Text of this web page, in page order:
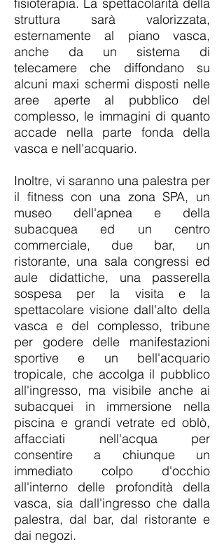
struttura sarà valorizzata,
esternamente al piano vasca,
anche da un sistema di
telecamere che diffondano su
alcuni maxi schermi disposti nelle
aree aperte al pubblico del
complesso, le immagini di quanto
accade nella parte fonda della
vasca e nell'acquario.
Inoltre, vi saranno una palestra per
il fitness con una zona SPA, un
museo dell'apnea e della
subacquea ed un centro
commerciale, due bar, un
ristorante, una sala congressi ed
aule didattiche, una passerella
sospesa per la visita e la
spettacolare visione dall'alto della
vasca e del complesso, tribune
per godere delle manifestazioni
sportive e un bell'acquario
tropicale, che accolga il pubblico
all'ingresso, ma visibile anche ai
subacquei in immersione nella
piscina e grandi vetrate ed oblò,
affacciati nell'acqua per
consentire a chiunque un
immediato colpo d'occhio
all'interno delle profondità della
vasca, sia dall'ingresso che dalla
palestra, dal bar, dal ristorante e
dai negozi.